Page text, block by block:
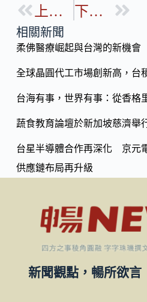
b
o
k
p
Li
n
k
上一篇 下一篇
相關新聞
柔佛醫療崛起與台灣的新機會
全球晶圓代工市場創新高，台
台海有事，世界有事：從香格
蔬食教育論壇於新加坡慈濟舉
台星半導體合作再深化 京元
供應鏈布局再升級
新聞觀點，暢所欲言